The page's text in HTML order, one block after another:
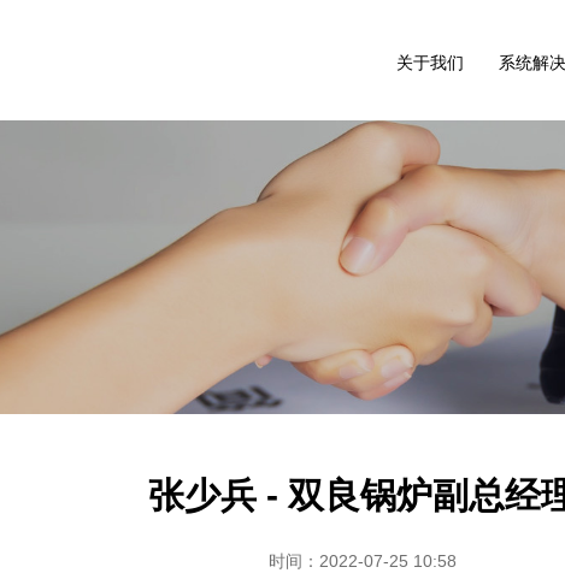
关于我们 系统解
张少兵 - 双良锅炉副总经
时间：2022-07-25 10:58